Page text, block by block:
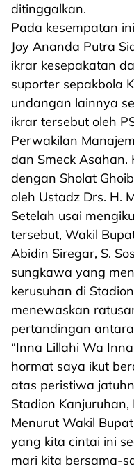
ditinggalkan.
Pada kesempatan
Joy Ananda Putra
ikrar kesepakatan
suporter sepakbola
undangan lainnya
ikrar tersebut oleh
Perwakilan
dan Smeck Asahan.
dengan Sholat
oleh Ustadz Drs. H.
Setelah usai
tersebut, Wakil
Abidin Siregar, S.
sungkawa yang
kerusuhan di
menewaskan
pertandingan
“Inna Lillahi Wa
hormat saya ikut
atas peristiwa
Stadion Kanjuruhan,
Menurut Wakil
yang kita cintai ini
mari kita bersama-